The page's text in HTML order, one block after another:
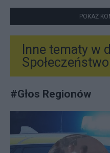
POKAŻ
Inne tematy w
Społeczeństwo
#Głos Regionów